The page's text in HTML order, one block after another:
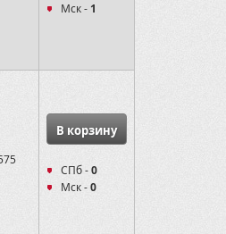
Мск - 1
В корзину
СПб -0
Мск -0